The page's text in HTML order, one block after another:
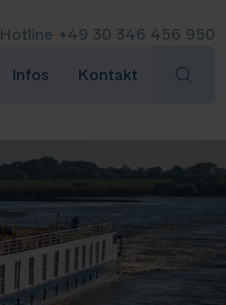
Hotline +49 30 346 456 950
Infos Kontakt